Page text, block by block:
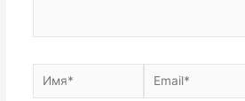
Имя* Email*